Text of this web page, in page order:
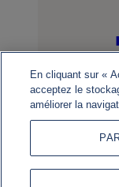
Postuler
En cliquant sur «
acceptez le
améliorer la